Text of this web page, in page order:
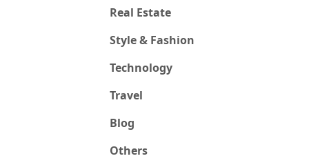
Real Estate
Style & Fashion
Technology
Travel
Blog
Others